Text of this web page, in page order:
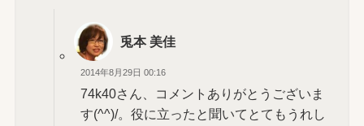
兎本 美佳
2014年8月29日 00:16
74k40さん、コメントありがとうございま
す(^^)/。役に立ったと聞いてとてもうれし